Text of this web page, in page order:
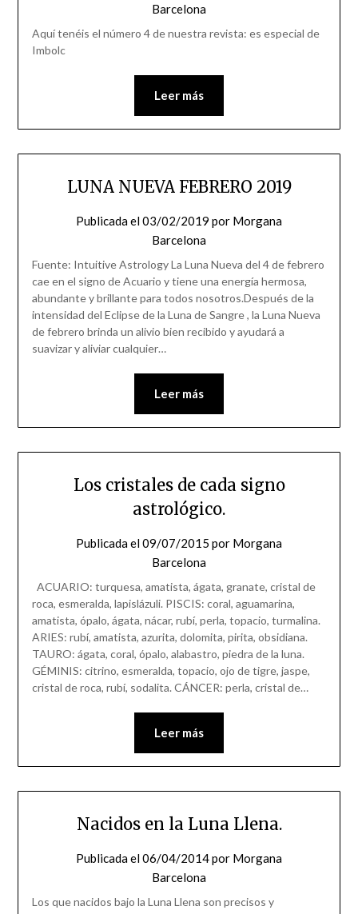
Barcelona
Aquí tenéis el número 4 de nuestra revista: es especial de
Imbolc
Leer más
LUNA NUEVA FEBRERO 2019
Publicada el03/02/2019 por Morgana
Barcelona
Fuente: Intuitive Astrology La Luna Nueva del 4 de febrero
cae en el signo de Acuario y tiene una energía hermosa,
abundante y brillante para todos nosotros.Después de la
intensidad del Eclipse de la Luna de Sangre , la Luna Nueva
de febrero brinda un alivio bien recibido y ayudará a
suavizar y aliviar cualquier…
Leer más
Los cristales de cada signo
astrológico.
Publicada el09/07/2015 por Morgana
Barcelona
ACUARIO: turquesa, amatista, ágata, granate, cristal de
roca, esmeralda, lapislázuli. PISCIS: coral, aguamarina,
amatista, ópalo, ágata, nácar, rubí, perla, topacio, turmalina.
ARIES: rubí, amatista, azurita, dolomita, pirita, obsidiana.
TAURO: ágata, coral, ópalo, alabastro, piedra de la luna.
GÉMINIS: citrino, esmeralda, topacio, ojo de tigre, jaspe,
cristal de roca, rubí, sodalita. CÁNCER: perla, cristal de…
Leer más
Nacidos en la Luna Llena.
Publicada el06/04/2014por Morgana
Barcelona
Los que nacidos bajo la Luna Llena son precisos y